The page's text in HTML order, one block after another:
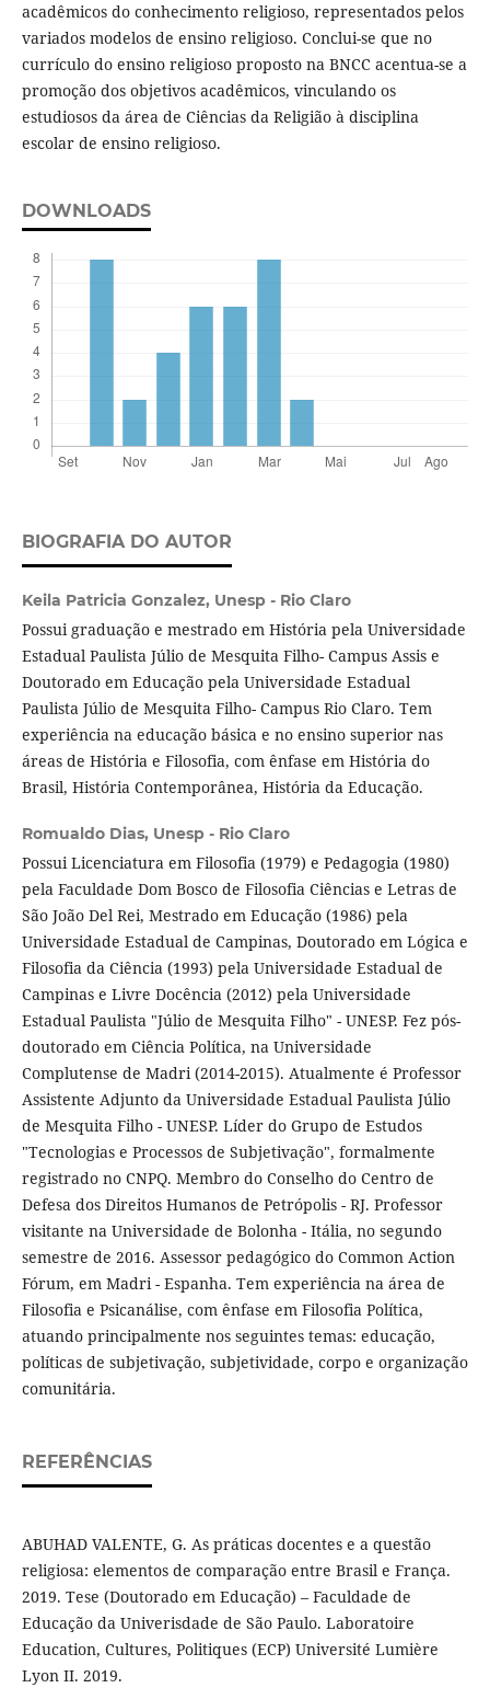
acadêmicos do conhecimento religioso, representados pelos
variados modelos de ensino religioso. Conclui-se que no
currículo do ensino religioso proposto na BNCC acentua-se a
promoção dos objetivos acadêmicos, vinculando os
estudiosos da área de Ciências da Religião à disciplina
escolar de ensino religioso.
DOWNLOADS
BIOGRAFIA DO AUTOR
Keila Patricia Gonzalez, Unesp - Rio Claro
Possui graduação e mestrado em História pela Universidade
Estadual Paulista Júlio de Mesquita Filho- Campus Assis e
Doutorado em Educação pela Universidade Estadual
Paulista Júlio de Mesquita Filho- Campus Rio Claro. Tem
experiência na educação básica e no ensino superior nas
áreas de História e Filosofia, com ênfase em História do
Brasil, História Contemporânea, História da Educação.
Romualdo Dias, Unesp - Rio Claro
Possui Licenciatura em Filosofia (1979) e Pedagogia (1980)
pela Faculdade Dom Bosco de Filosofia Ciências e Letras de
São João Del Rei, Mestrado em Educação (1986) pela
Universidade Estadual de Campinas, Doutorado em Lógica e
Filosofia da Ciência (1993) pela Universidade Estadual de
Campinas e Livre Docência (2012) pela Universidade
Estadual Paulista "Júlio de Mesquita Filho" - UNESP. Fez pós-
doutorado em Ciência Política, na Universidade
Complutense de Madri (2014-2015). Atualmente é Professor
Assistente Adjunto da Universidade Estadual Paulista Júlio
de Mesquita Filho - UNESP. Líder do Grupo de Estudos
"Tecnologias e Processos de Subjetivação", formalmente
registrado no CNPQ. Membro do Conselho do Centro de
Defesa dos Direitos Humanos de Petrópolis - RJ. Professor
visitante na Universidade de Bolonha - Itália, no segundo
semestre de 2016. Assessor pedagógico do Common Action
Fórum, em Madri - Espanha. Tem experiência na área de
Filosofia e Psicanálise, com ênfase em Filosofia Política,
atuando principalmente nos seguintes temas: educação,
políticas de subjetivação, subjetividade, corpo e organização
comunitária.
REFERÊNCIAS
ABUHAD VALENTE, G. As práticas docentes e a questão
religiosa: elementos de comparação entre Brasil e França.
2019. Tese (Doutorado em Educação) – Faculdade de
Educação da Univerisdade de São Paulo. Laboratoire
Education, Cultures, Politiques (ECP) Université Lumière
Lyon II. 2019.